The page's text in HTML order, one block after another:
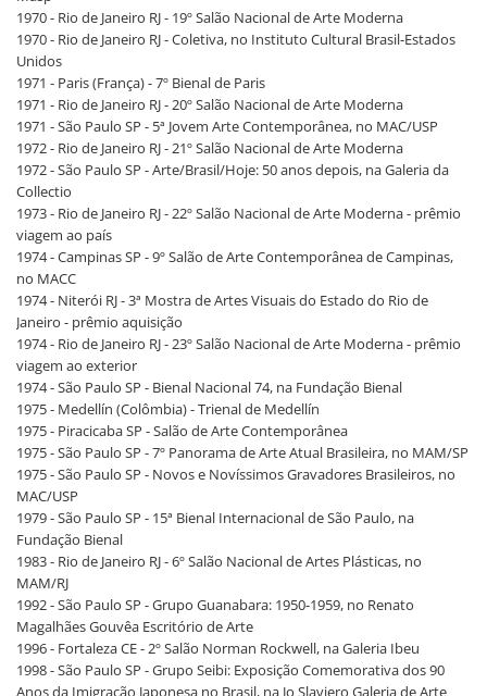
1970 - Rio de Janeiro RJ - 19º Salão Nacional de Arte Moderna
1970 - Rio de Janeiro RJ - Coletiva, no Instituto Cultural Brasil-Estados
Unidos
1971 - Paris (França) - 7º Bienal de Paris
1971 - Rio de Janeiro RJ - 20º Salão Nacional de Arte Moderna
1971 - São Paulo SP - 5ª Jovem Arte Contemporânea, no MAC/USP
1972 - Rio de Janeiro RJ - 21º Salão Nacional de Arte Moderna
1972 - São Paulo SP - Arte/Brasil/Hoje: 50 anos depois, na Galeria da
Collectio
1973 - Rio de Janeiro RJ - 22º Salão Nacional de Arte Moderna - prêmio
viagem ao país
1974 - Campinas SP - 9º Salão de Arte Contemporânea de Campinas,
no MACC
1974 - Niterói RJ - 3ª Mostra de Artes Visuais do Estado do Rio de
Janeiro - prêmio aquisição
1974 - Rio de Janeiro RJ - 23º Salão Nacional de Arte Moderna - prêmio
viagem ao exterior
1974 - São Paulo SP - Bienal Nacional 74, na Fundação Bienal
1975 - Medellín (Colômbia) - Trienal de Medellín
1975 - Piracicaba SP - Salão de Arte Contemporânea
1975 - São Paulo SP - 7º Panorama de Arte Atual Brasileira, no MAM/SP
1975 - São Paulo SP - Novos e Novíssimos Gravadores Brasileiros, no
MAC/USP
1979 - São Paulo SP - 15ª Bienal Internacional de São Paulo, na
Fundação Bienal
1983 - Rio de Janeiro RJ - 6º Salão Nacional de Artes Plásticas, no
MAM/RJ
1992 - São Paulo SP - Grupo Guanabara: 1950-1959, no Renato
Magalhães Gouvêa Escritório de Arte
1996 - Fortaleza CE - 2º Salão Norman Rockwell, na Galeria Ibeu
1998 - São Paulo SP - Grupo Seibi: Exposição Comemorativa dos 90
Anos da Imigração Japonesa no Brasil, na Jo Slaviero Galeria de Arte